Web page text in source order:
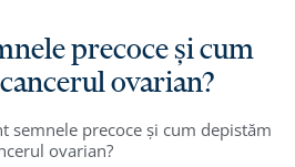
precoce și cum
ovarian?
semnele precoce și cum depistăm
ovarian?